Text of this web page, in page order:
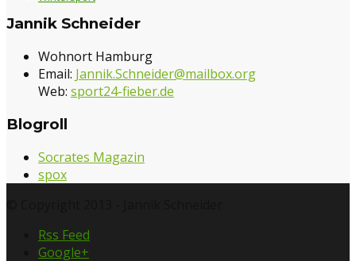
Jannik Schneider
Wohnort Hamburg
Email: Jannik.Schneider@mailbox.org
Web: sport24-fieber.de
Blogroll
Socrates Magazin
spox
Rss Feed
Google+